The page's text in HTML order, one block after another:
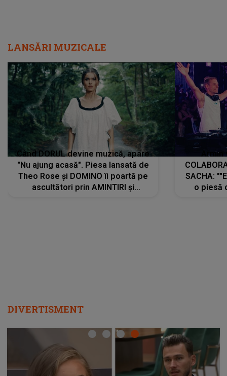
LANSĂRI MUZICALE
Când DORUL devine muzică, apare
"Nu ajung acasă". Piesa lansată de
Theo Rose și DOMINO îi poartă pe
ascultători prin AMINTIRI și
SACHA:
o piesă
DIVERTISMENT